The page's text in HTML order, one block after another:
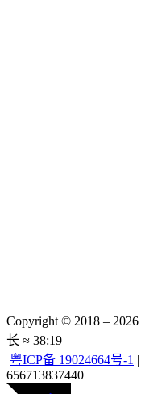
Copyright © 2018 – 2026
长 ≈ 38:19
粤ICP备 19024664号-1 |
656713837440